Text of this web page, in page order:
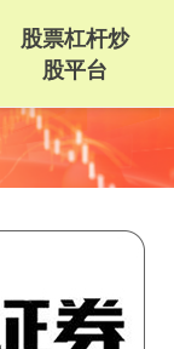
股票杠杆炒
股平台